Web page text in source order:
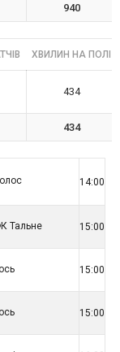
940
ХВИЛИН НА ПОЛІ
434
434
14:00
Тальне 15:00
15:00
15:00